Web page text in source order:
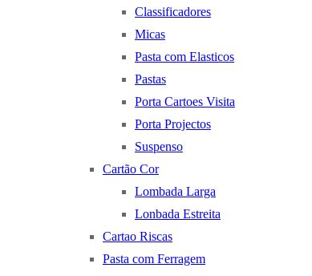
Classificadores
Micas
Pasta com Elasticos
Pastas
Porta Cartoes Visita
Porta Projectos
Suspenso
Cartão Cor
Lombada Larga
Lonbada Estreita
Cartao Riscas
Pasta com Ferragem